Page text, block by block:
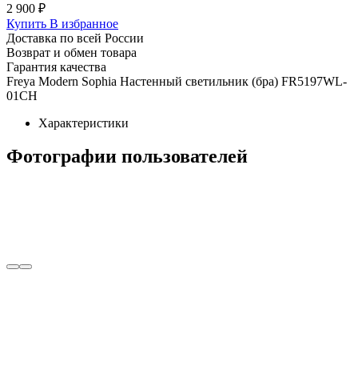
2 900 ₽
Купить В избранное
Доставка по всей России
Возврат и обмен товара
Гарантия качества
Freya Modern Sophia Настенный светильник (бра) FR5197WL-
01CH
Характеристики
Фотографии пользователей